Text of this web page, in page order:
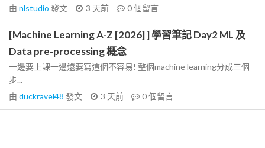
由 nlstudio 發文 3 天前 0個留言
[Machine Learning A-Z [2026] ] 學習筆記 Day2 ML 及
Data pre-processing 概念
一邊要上課一邊還要寫這個不容易! 整個machine learning分成三個
步...
由 duckravel48 發文 3 天前 0個留言